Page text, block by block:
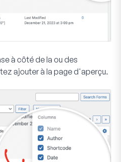
à côté de la ou des
ajouter à la page d'aperçu.